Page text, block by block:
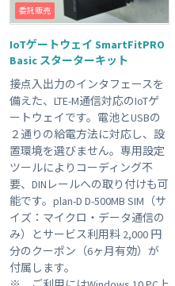
委託販売
IoTゲートウェイ SmartFitPRO
Basic スターターキット
接点入出力のインタフェースを
備えた、LTE-M通信対応のIoTゲ
ートウェイです。電池とUSBの
２通りの給電方法に対応し、設
置環境を選びません。専用設定
ツールによりコーディング不
要、DINレールへの取り付けも可
能です。plan-D D-500MB SIM（サ
イズ：マイクロ・データ通信の
み）とサービス利用料 2,000 円
分のクーポン（6ヶ月有効）が
付属します。